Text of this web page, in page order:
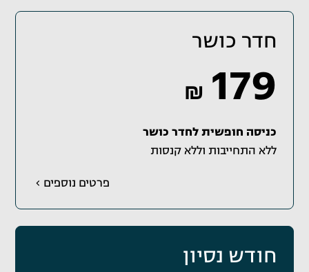
חדר כושר
₪ 179
כניסה חופשית לחדר כושר
ללא התחייבות וללא קנסות
פרטים נוספים
חודש נסיון